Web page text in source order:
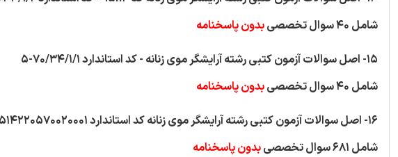
شامل 40 سوال تخصصی
بدون پاسخنامه
15- اصل سوالات آزمون کتبی رشته آرایشگر موی زنانه - کد استاندارد 70/34/1/1-5
شامل 40 سوال تخصصی
بدون پاسخنامه
16- اصل سوالات آزمون کتبی رشته آرایشگر موی زنانه کد استاندارد 514220570020001
شامل 681 سوال تخصصی
بدون پاسخنامه